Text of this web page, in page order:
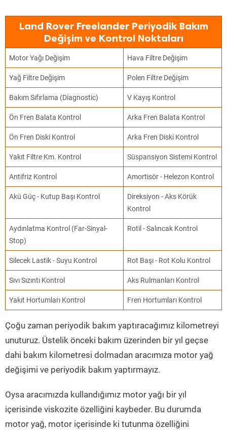
Land Rover Freelander Periyodik Bakım
Değişim ve Kontrol Noktaları
Motor Yağı Değişim Hava Filtre Değişim
Yağ Filtre Değişim Polen Filtre Değişim
Bakım Sıfırlama (Diagnostic) V Kayış Kontrol
Ön Fren Balata Kontrol Arka Fren Balata Kontrol
Ön Fren Diski Kontrol Arka Fren Diski Kontrol
Yakıt Filtre Km. Kontrol Süspansiyon Sistemi Kontrol
Antifriz Kontrol Amortisör - Helezon Kontrol
Akü Güç - Kutup Başı Kontrol
Direksiyon - Aks Körük
Kontrol
Aydınlatma Kontrol (Far-Sinyal-
Stop)
Rotil - Salıncak Kontrol
Silecek Lastik - Suyu Kontrol Rot Başı - Rot Kolu Kontrol
Sıvı Sızıntı Kontrol Aks Rulmanları Kontrol
Yakıt Hortumları Kontrol Fren Hortumları Kontrol
Çoğu zaman periyodik bakım yaptıracağımız kilometreyi
unuturuz. Üstelik önceki bakım üzerinden bir yıl geçse
dahi bakım kilometresi dolmadan aracımıza motor yağ
değişimi ve periyodik bakım yaptırmayız.
Oysa aracımızda kullandığımız motor yağı bir yıl
içerisinde viskozite özelliğini kaybeder. Bu durumda
motor yağ, motor içerisinde ki tutunma özelliğini